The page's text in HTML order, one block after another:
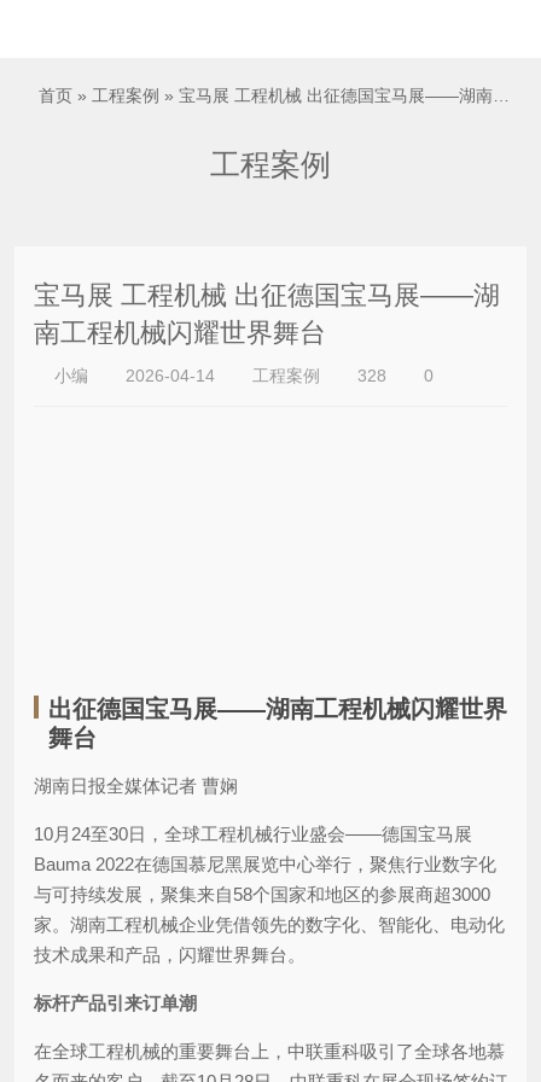
首页 » 工程案例 » 宝马展 工程机械 出征德国宝马展——湖南工程机械闪耀世界舞台
工程案例
宝马展 工程机械 出征德国宝马展——湖
南工程机械闪耀世界舞台
小编 2026-04-14 工程案例 328 0
出征德国宝马展——湖南工程机械闪耀世界
舞台
湖南日报全媒体记者 曹娴
10月24至30日，全球工程机械行业盛会——德国宝马展
Bauma 2022在德国慕尼黑展览中心举行，聚焦行业数字化
与可持续发展，聚集来自58个国家和地区的参展商超3000
家。湖南工程机械企业凭借领先的数字化、智能化、电动化
技术成果和产品，闪耀世界舞台。
标杆产品引来订单潮
在全球工程机械的重要舞台上，中联重科吸引了全球各地慕